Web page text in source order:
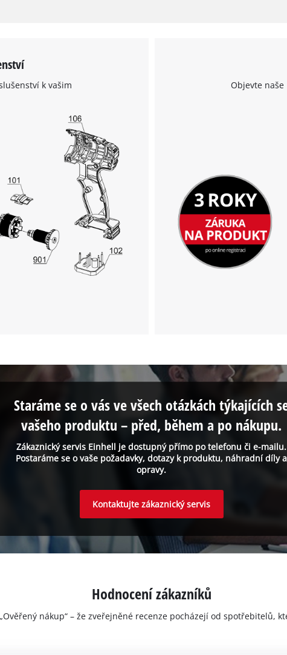
K načtení služby Google Maps
potřebujeme váš souhlas!
This content is not permitted to load due
to trackers that are not disclosed to the
visitor. The website owner needs to setup
the site with their CMP to add this content
to the list of technologies used.
Powered by
Usercentrics Consent
k vašim
Objevte
Zákaznický servis Einhell je dostupný přímo po telefonu či e-mailu.
Postaráme se o vaše požadavky, dotazy k produktu, náhradní díly a
opravy.
Staráme se o vás ve všech otázkách týkajících
vašeho produktu – před, během a po nákupu.
Kontaktujte zákaznický servis
Hodnocení zákazníků
nákup“ – že zveřejněné recenze pocházejí od spotřebitelů,